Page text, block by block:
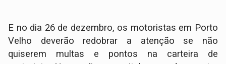
E no dia 26 de dezembro, os motoristas em Porto
Velho deverão redobrar a atenção se não
quiserem multas e pontos na carteira de